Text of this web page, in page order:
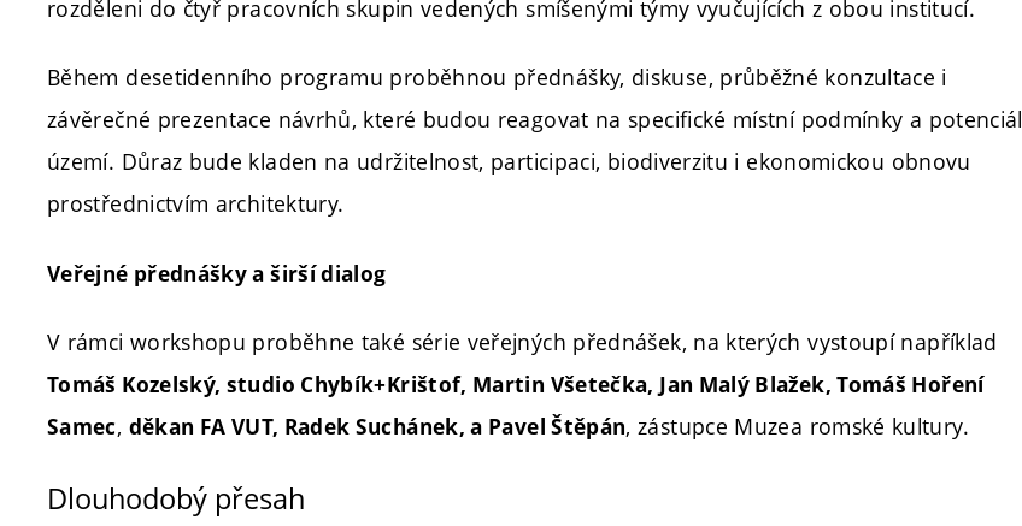
rozděleni do čtyř pracovních skupin vedených smíšenými týmy vyučujících z obou institucí.
Během desetidenního programu proběhnou přednášky, diskuse, průběžné konzultace i
závěrečné prezentace návrhů, které budou reagovat na specifické místní podmínky a potenciál
území. Důraz bude kladen na udržitelnost, participaci, biodiverzitu i ekonomickou obnovu
prostřednictvím architektury.
Veřejné přednášky a širší dialog
V rámci workshopu proběhne také série veřejných přednášek, na kterých vystoupí například
Tomáš Kozelský, studio Chybík+Krištof, Martin Všetečka, Jan Malý Blažek, Tomáš Hoření
Samec, děkan FA VUT, Radek Suchánek, a Pavel Štěpán, zástupce Muzea romské kultury.
Dlouhodobý přesah